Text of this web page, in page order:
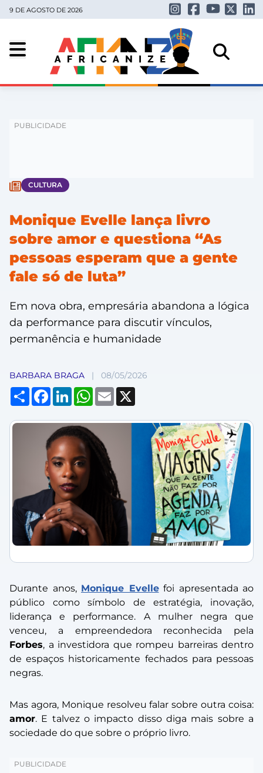
9 DE AGOSTO DE 2026
CULTURA
Monique Evelle lança livro
sobre amor e questiona “As
pessoas esperam que a gente
fale só de luta”
Em nova obra, empresária abandona a lógica
da performance para discutir vínculos,
permanência e humanidade
BARBARA BRAGA | 08/05/2026
Compartilhar
Facebook
LinkedInWhatsApp
Email
Durante anos, Monique Evellefoi apresentada ao
público como símbolo de estratégia, inovação,
liderança e performance. A mulher negra que
venceu, a empreendedora reconhecida pela
Forbes, a investidora que rompeu barreiras dentro
de espaços historicamente fechados para pessoas
negras.
Mas agora, Monique resolveu falar sobre outra coisa:
amor. E talvez o impacto disso diga mais sobre a
sociedade do que sobre o próprio livro.